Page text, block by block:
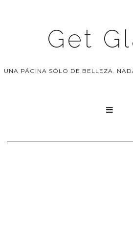
Get
UNA PÁGINA SÓLO DE BELLEZA.
